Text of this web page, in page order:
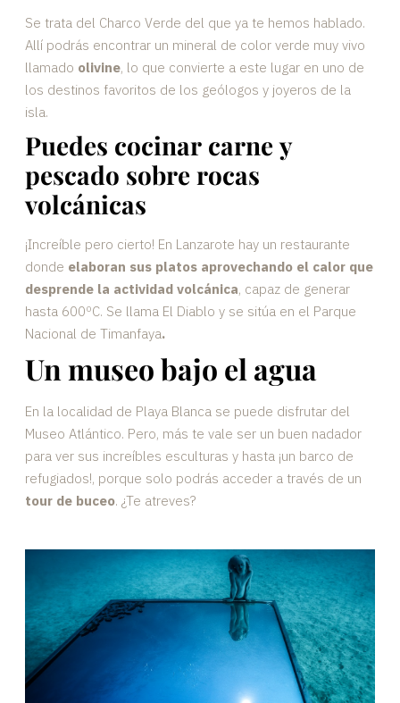
Se trata del Charco Verde del que ya te hemos hablado.
Allí podrás encontrar un mineral de color verde muy vivo
llamado olivine, lo que convierte a este lugar en uno de
los destinos favoritos de los geólogos y joyeros de la
isla.
Puedes cocinar carne y
pescado sobre rocas
volcánicas
¡Increíble pero cierto! En Lanzarote hay un restaurante
donde elaboran sus platos aprovechando el calor que
desprende la actividad volcánica, capaz de generar
hasta 600ºC. Se llama El Diablo y se sitúa en el Parque
Nacional de Timanfaya.
Un museo bajo el agua
En la localidad de Playa Blanca se puede disfrutar del
Museo Atlántico. Pero, más te vale ser un buen nadador
para ver sus increíbles esculturas y hasta ¡un barco de
refugiados!, porque solo podrás acceder a través de un
tour de buceo. ¿Te atreves?